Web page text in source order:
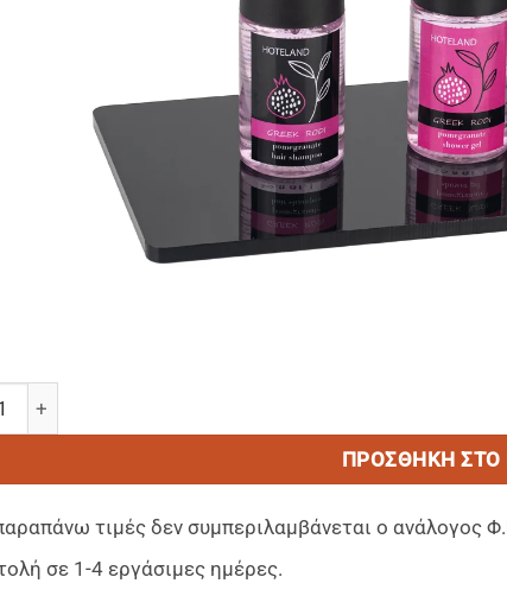
BEAUTY Shower Gel/Aφρολουτρο σε μπουκαλι 35ml
ΠΡΟΣΘΉΚΗ ΣΤΟ
τιμές δεν συμπεριλαμβάνεται ο ανάλογος
σε 1-4 εργάσιμες ημέρες.